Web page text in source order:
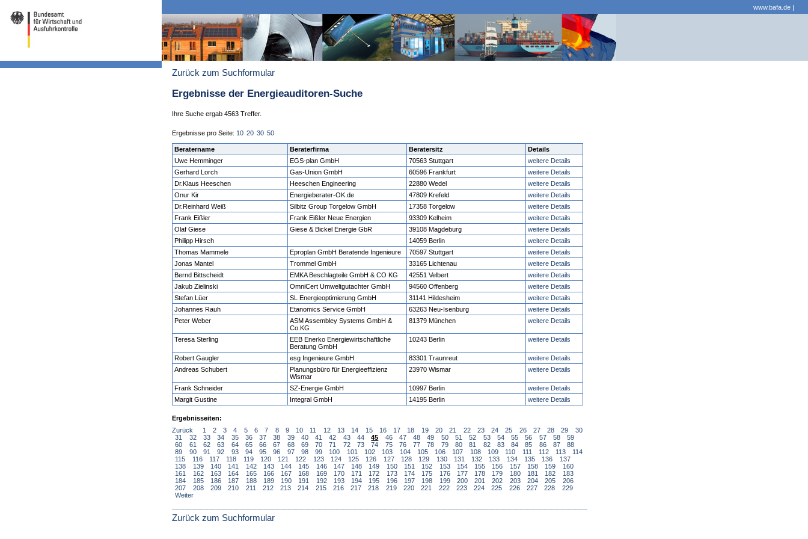
www.bafa.de |
Zurück zum Suchformular
Ergebnisse der Energieauditoren-Suche
Ihre Suche ergab 4563 Treffer.
Ergebnisse pro Seite: 10 20 30 50
Beratername Beraterfirma Beratersitz
Details
Uwe Hemminger
EGS-plan GmbH 70563 Stuttgart
weitere Details
Gerhard Lorch
Gas-Union GmbH 60596 Frankfurt
weitere Details
Dr.Klaus Heeschen
Heeschen Engineering 22880 Wedel
weitere Details
Onur Kir
Energieberater-OK.de 47809 Krefeld
weitere Details
Dr.Reinhard Weiß
Silbitz Group Torgelow GmbH 17358 Torgelow
weitere Details
Frank Eißler
Frank Eißler Neue Energien 93309 Kelheim
weitere Details
Olaf Giese
Giese & Bickel Energie GbR 39108 Magdeburg
weitere Details
Philipp Hirsch
14059 Berlin
weitere Details
Thomas Mammele
Eproplan GmbH Beratende Ingenieure 70597 Stuttgart
weitere Details
Jonas Mantel
Trommel GmbH 33165 Lichtenau
weitere Details
Bernd Bittscheidt
EMKA Beschlagteile GmbH & CO KG 42551 Velbert
weitere Details
Jakub Zielinski
OmniCert Umweltgutachter GmbH 94560 Offenberg
weitere Details
Stefan Lüer
SL Energieoptimierung GmbH 31141 Hildesheim
weitere Details
Johannes Rauh
Etanomics Service GmbH 63263 Neu-Isenburg
weitere Details
Peter Weber
ASM Assembley Systems GmbH &
Co.KG
81379 München weitere Details
Teresa Sterling
EEB Enerko Energiewirtschaftliche
Beratung GmbH
10243 Berlin weitere Details
Robert Gaugler esg Ingenieure GmbH 83301 Traunreut
weitere Details
Andreas Schubert
Planungsbüro für Energieeffizienz
Wismar
23970 Wismar weitere Details
Frank Schneider SZ-Energie GmbH 10997 Berlin
weitere Details
Margit Gustine
Integral GmbH 14195 Berlin weitere Details
Ergebnisseiten:
Zurück
1 2 3 4 5 6 7 8 9 10 11 12 13 14 15 16 17 18 19 20 21 22 23 24 25 26 27 28 29
30
31
32 33 34 35 36 37 38 39 40 41 42 43 44 45 46 47 48 49 50 51 52 53 54 55 56 57 58
59
60
61 62 63 64 65 66 67 68 69 70 71 72 73 74 75 76 77 78 79 80 81 82 83 84 85 86 87
88
89
90 91 92 93 94 95 96 97 98 99 100 101 102 103 104 105 106 107 108 109 110 111 112 113
114
115
116 117 118 119 120 121 122 123 124 125 126 127 128 129 130 131 132 133 134 135 136
137
138
139 140 141 142 143 144 145 146 147 148 149 150 151 152 153 154 155 156 157 158 159
160
161
162 163 164 165 166 167 168 169 170 171 172 173 174 175 176 177 178 179 180 181 182
183
184
185 186 187 188 189 190 191 192 193 194 195 196 197 198 199 200 201 202 203 204 205
206
207
208 209 210 211 212 213 214 215 216 217 218 219 220 221 222 223 224 225 226 227 228
229
Weiter
Zurück zum Suchformular